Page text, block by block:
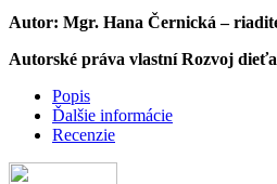
Autor: Mgr. Hana Černická –
Autorské práva vlastní Rozvoj
Popis
Ďalšie informácie
Recenzie